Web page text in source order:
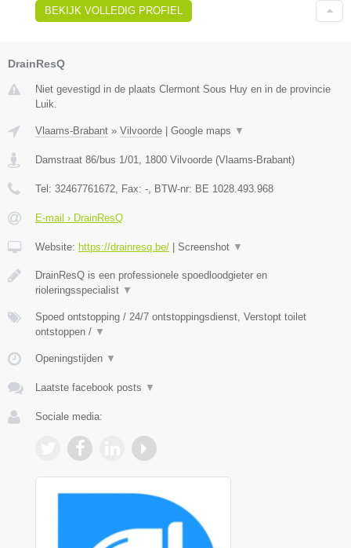
BEKIJK VOLLEDIG PROFIEL
DrainResQ
Niet gevestigd in de plaats Clermont Sous Huy en in de provincie
Luik.
Vlaams-Brabant » Vilvoorde | Google maps ▼
Damstraat 86/bus 1/01 1800 Vilvoorde (Vlaams-Brabant)
Tel: 32467761672 , Fax: - , BTW-nr: BE 1028.493.968
E-mail › DrainResQ
Website: https://drainresq.be/ | Screenshot ▼
DrainResQ is een professionele spoedloodgieter en
rioleringsspecialist ▼
Spoed ontstopping / 24/7 ontstoppingsdienst, Verstopt toilet
ontstoppen / ▼
Openingstijden ▼
Laatste facebook posts ▼
Sociale media: